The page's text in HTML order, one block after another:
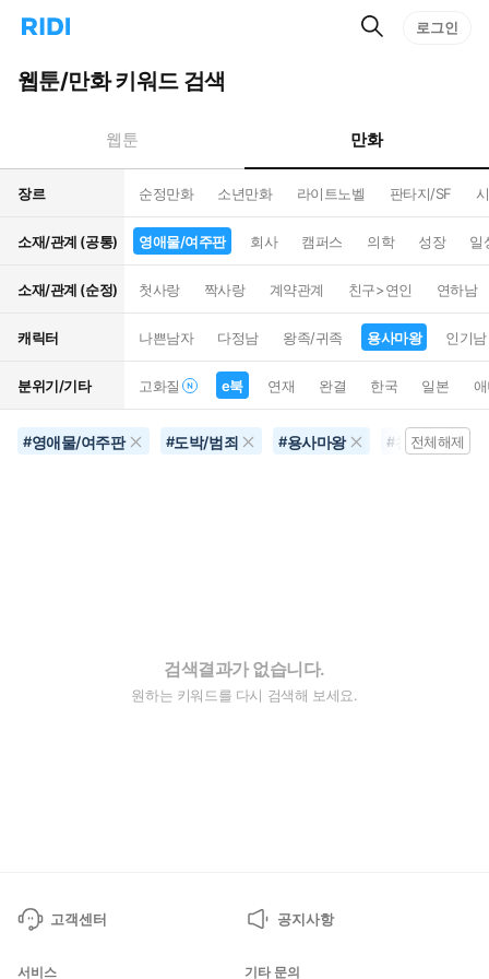
리
홈
으
턴
트
검
로그인
웹툰/만화 키워드 검색
웹툰 만화
장르 순정만화 소년만화 라이트노벨 판타지/SF
소재/관계 (공통) 영애물/여주판 회사 캠퍼스 의학 성장 일
소재/관계 (순정) 첫사랑 짝사랑 계약관계 친구>연인 연하남
캐릭터 나쁜남자 다정남 왕족/귀족 용사마왕 인기남
분위기/기타 고화질 e북 연재 완결 한국 일본
#영애물/여주판 #도박/범죄 #용사마왕 #천재전체해제
검색결과가 없습니다.
원하는 키워드를 다시 검색해 보세요.
고객센터 공지사항
서비스 기타 문의